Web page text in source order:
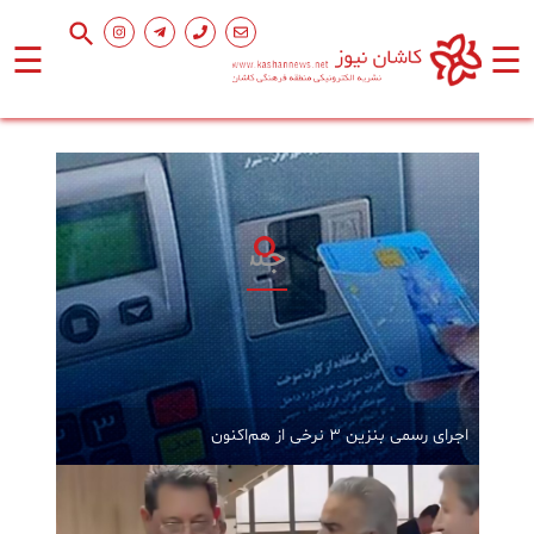
☰ ☰
اصلی
فرهنگ
ورزشی
زیست
اجرای رسمی بنزین ۳ نرخی از هم‌اکنون